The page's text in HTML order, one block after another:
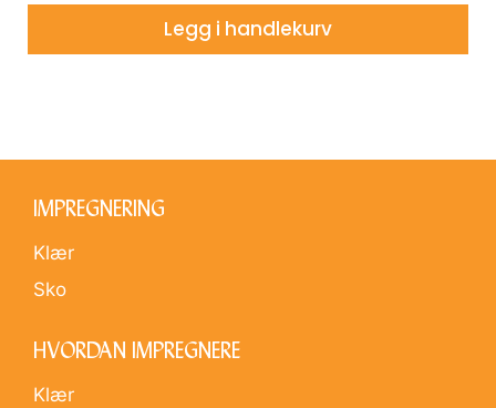
5
Legg i handlekurv
IMPREGNERING
Klær
Sko
HVORDAN IMPREGNERE
Klær